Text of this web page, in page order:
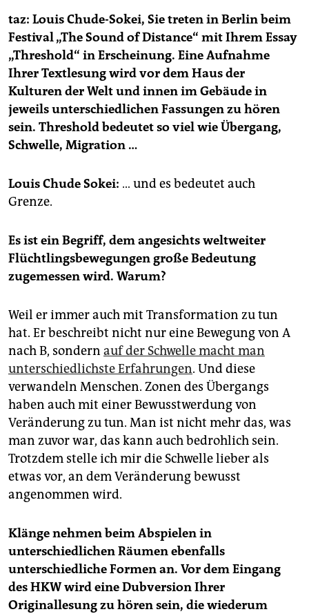
unterstützen
abo
genossenschaft
epaper login
taz: Louis Chude-Sokei, Sie treten in Berlin beim
Festival „The Sound of Distance“ mit Ihrem Essay
„Threshold“ in Erscheinung. Eine Aufnahme
Ihrer Textlesung wird vor dem Haus der
Kulturen der Welt und innen im Gebäude in
jeweils unterschiedlichen Fassungen zu hören
sein. Threshold bedeutet so viel wie Übergang,
Schwelle, Migration …
Louis Chude Sokei: … und es bedeutet auch
Grenze.
Es ist ein Begriff, dem angesichts weltweiter
Flüchtlingsbewegungen große Bedeutung
zugemessen wird. Warum?
Weil er immer auch mit Transformation zu tun
hat. Er beschreibt nicht nur eine Bewegung von A
nach B, sondern auf der Schwelle macht man
unterschiedlichste Erfahrungen. Und diese
verwandeln Menschen. Zonen des Übergangs
haben auch mit einer Bewusstwerdung von
Veränderung zu tun. Man ist nicht mehr das, was
man zuvor war, das kann auch bedrohlich sein.
Trotzdem stelle ich mir die Schwelle lieber als
etwas vor, an dem Veränderung bewusst
angenommen wird.
Klänge nehmen beim Abspielen in
unterschiedlichen Räumen ebenfalls
unterschiedliche Formen an. Vor dem Eingang
des HKW wird eine Dubversion Ihrer
Originallesung zu hören sein, die wiederum